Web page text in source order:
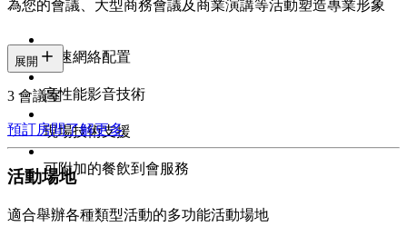
為您的會議、大型商務會議及商業演講等活動塑造專業形象
高速網絡配置
高性能影音技術
現場技術支援
可附加的餐飲到會服務
展開
3 會議室
預訂房間了解更多
活動場地
適合舉辦各種類型活動的多功能活動場地